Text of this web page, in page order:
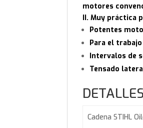
motores
II. Muy práctica
Potentes
Para el
Intervalos de
Tensado
Cadena STIHL